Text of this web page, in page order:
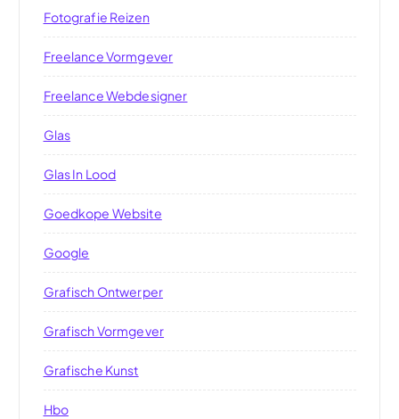
Fotografie Reizen
Freelance Vormgever
Freelance Webdesigner
Glas
Glas In Lood
Goedkope Website
Google
Grafisch Ontwerper
Grafisch Vormgever
Grafische Kunst
Hbo